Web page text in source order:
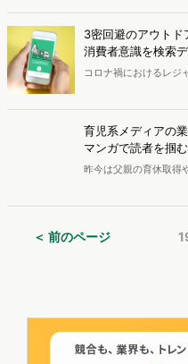
パーセプションの前提
と同じブランド戦略や
なくないはずです。ソ
きにくい今、適切な消
れた「宣伝会議CMO
ログデータを保有し
ネジャー 間宮浩平と
代表取締役、音部大輔
3密回避のアウト
消費者意識を検索
中
コロナ禍におけるレジ
下げるかということ
きるのは、アウトドア
ズのWeb行動ログ分析
「釣り」「ゴルフ」「
心がどのように変化
育児系メディアの
マンガで読者を掴
繋ぐか
昨今は父親の育休取得
児スタイルが多様化
本稿ではヴァリューズ
＜ 前のページ